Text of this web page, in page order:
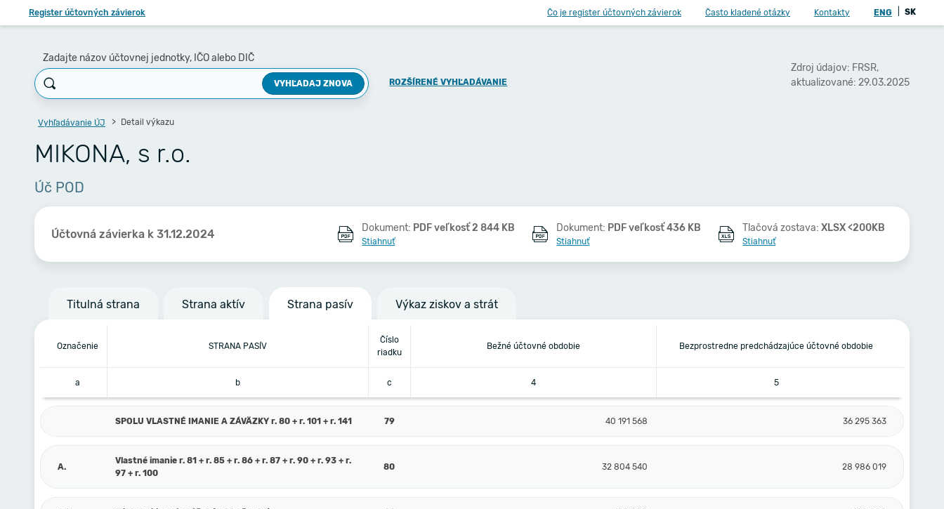
Register účtovných závierok Čo je register účtovných závierok Často kladené otázky Kontakty ENG SK
Zadajte názov účtovnej jednotky, IČO alebo DIČ
VYHĽADAJ ZNOVA ROZŠÍRENÉ VYHĽADÁVANIE
Zdroj údajov: FRSR,
aktualizované: 29.03.2025
Vyhľadávanie ÚJ Detail výkazu
MIKONA, s r.o.
Úč POD
Účtovná závierka k 31.12.2024 Dokument: PDF veľkosť 2 844 KB
Stiahnuť
Dokument: PDF veľkosť 436 KB
Stiahnuť
Tlačová zostava:XLSX <200KB
Stiahnuť
Titulná strana Strana aktív Strana pasív Výkaz ziskov a strát
Označenie STRANA PASÍV
Číslo
riadku
Bežné účtovné obdobie Bezprostredne predchádzajúce účtovné obdobie
a b c 4 5
SPOLU VLASTNÉ IMANIE A ZÁVÄZKY r. 80 + r. 101 + r. 141 79 40 191 568 36 295 363
A.
Vlastné imanie r. 81 + r. 85 + r. 86 + r. 87 + r. 90 + r. 93 + r.
97 + r. 100
80 32 804 540 28 986 019